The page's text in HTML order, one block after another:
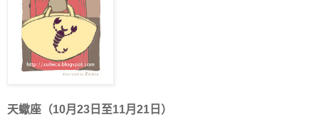
天蠍座（10月23日至11月21日）